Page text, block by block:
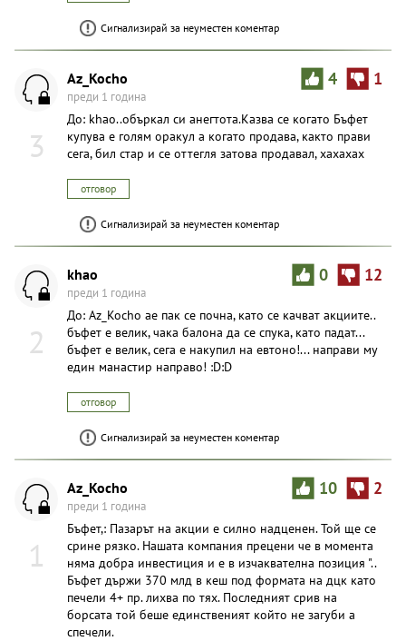
Сигнализирай за неуместен коментар
3
4 1
Az_Kocho
преди 1 година
До: khao..объркал си анегтота.Казва се когато Бъфет
купува е голям оракул а когато продава, както прави
сега, бил стар и се оттегля затова продавал, хахахах
отговор
Сигнализирай за неуместен коментар
2
0 12
khao
преди 1 година
До: Az_Kocho ае пак се почна, като се качват акциите..
бъфет е велик, чака балона да се спука, като падат...
бъфет е велик, сега е накупил на евтоно!... направи му
един манастир направо! :D:D
отговор
Сигнализирай за неуместен коментар
1
10 2
Az_Kocho
преди 1 година
Бъфет,: Пазарът на акции е силно надценен. Той ще се
срине рязко. Нашата компания прецени че в момента
няма добра инвестиция и е в изчаквателна позиция "..
Бъфет държи 370 млд в кеш под формата на дцк като
печели 4+ пр. лихва по тях. Последният срив на
борсата той беше единственият който не загуби а
спечели.